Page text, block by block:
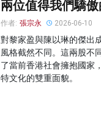
兩位值得我們驕
作者: 張宗永 2026-06-10
對黎家盈與陳以琳的傑出
風格截然不同。這兩股不
了當前香港社會擁抱國家
特文化的雙重面貌。